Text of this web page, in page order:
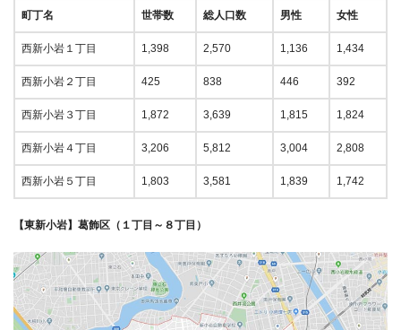
町丁名 世帯数 総人口数 男性 女性
西新小岩１丁目 1,398 2,570 1,136 1,434
西新小岩２丁目 425 838 446 392
西新小岩３丁目 1,872 3,639 1,815 1,824
西新小岩４丁目 3,206 5,812 3,004 2,808
西新小岩５丁目 1,803 3,581 1,839 1,742
【東新小岩】葛飾区（１丁目～８丁目）